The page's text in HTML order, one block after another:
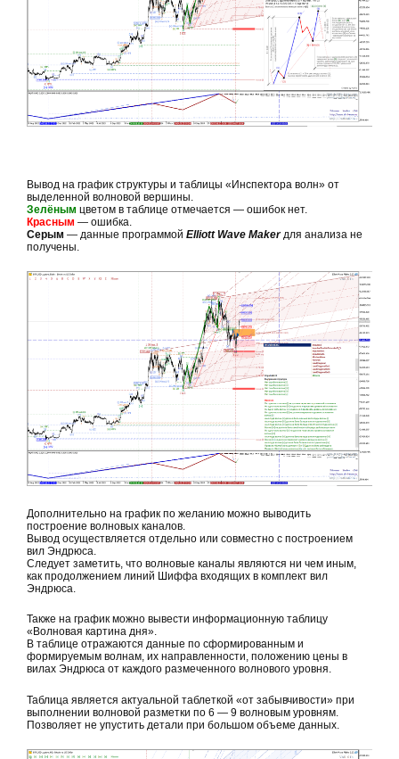
Вывод на график структуры и таблицы «Инспектора волн» от
выделенной волновой вершины.
Зелёным цветом в таблице отмечается — ошибок нет.
Красным — ошибка.
Серым — данные программой Elliott Wave Makerдля анализа не
получены.
Дополнительно на график по желанию можно выводить
построение волновых каналов.
Вывод осуществляется отдельно или совместно с построением
вил Эндрюса.
Следует заметить, что волновые каналы являются ни чем иным,
как продолжением линий Шиффа входящих в комплект вил
Эндрюса.
Также на график можно вывести информационную таблицу
«Волновая картина дня».
В таблице отражаются данные по сформированным и
формируемым волнам, их направленности, положению цены в
вилах Эндрюса от каждого размеченного волнового уровня.
Таблица является актуальной таблеткой «от забывчивости» при
выполнении волновой разметки по 6 — 9 волновым уровням.
Позволяет не упустить детали при большом объеме данных.